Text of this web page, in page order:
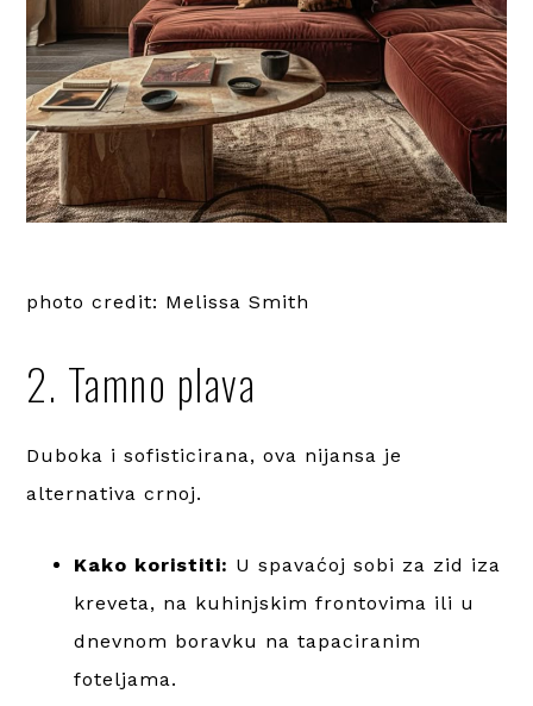
photo credit: Melissa Smith
2. Tamno plava
Duboka i sofisticirana, ova nijansa je
alternativa crnoj.
Kako koristiti: U spavaćoj sobi za zid iza
kreveta, na kuhinjskim frontovima ili u
dnevnom boravku na tapaciranim
foteljama.